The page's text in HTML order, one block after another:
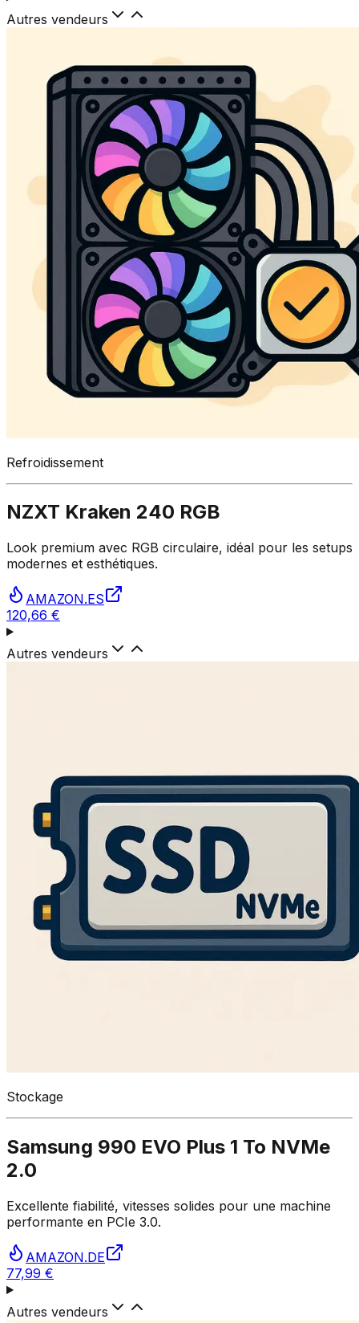
Autres vendeurs
Refroidissement
NZXT Kraken 240 RGB
Look premium avec RGB circulaire, idéal pour les setups
modernes et esthétiques.
AMAZON.ES
120,66 €
Autres vendeurs
Stockage
Samsung 990 EVO Plus 1 To NVMe
2.0
Excellente fiabilité, vitesses solides pour une machine
performante en PCIe 3.0.
AMAZON.DE
77,99 €
Autres vendeurs